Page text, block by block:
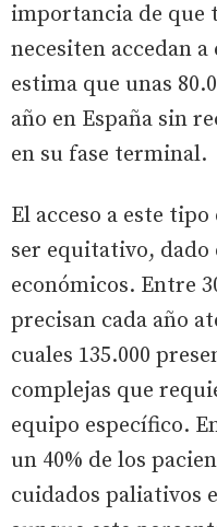
importancia de que
necesiten accedan
estima que unas
año en España sin
en su fase terminal.
El acceso a este
ser equitativo,
económicos. Entre
precisan cada año
cuales 135.000
complejas que
equipo específico.
un 40% de los
cuidados paliativos